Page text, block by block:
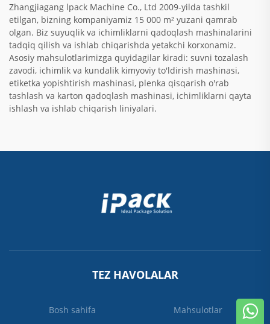
Zhangjiagang lpack Machine Co., Ltd 2009-yilda tashkil
etilgan, bizning kompaniyamiz 15 000 m² yuzani qamrab
olgan. Biz suyuqlik va ichimliklarni qadoqlash mashinalarini
tadqiq qilish va ishlab chiqarishda yetakchi korxonamiz.
Asosiy mahsulotlarimizga quyidagilar kiradi: suvni tozalash
zavodi, ichimlik va kundalik kimyoviy to'ldirish mashinasi,
etiketka yopishtirish mashinasi, plenka qisqarish o'rab
tashlash va karton qadoqlash mashinasi, ichimliklarni qayta
ishlash va ishlab chiqarish liniyalari.
TEZ HAVOLALAR
Bosh sahifa Mahsulotlar